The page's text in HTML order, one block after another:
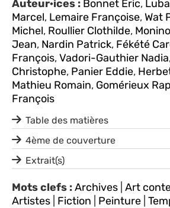
Auteur·ices : Bonnet Éric,
Marcel, Lemaire Françoise, Wat
Michel, Roullier Clothilde,
Jean, Nardin Patrick, Fékété
François,Vadori-Gauthier Nadia
Christophe, Panier Eddie,
Mathieu Romain, Gomérieux
François
Table des matières
4ème de couverture
Extrait(s)
Mots clefs :Archives Art
Artistes Fiction Peinture